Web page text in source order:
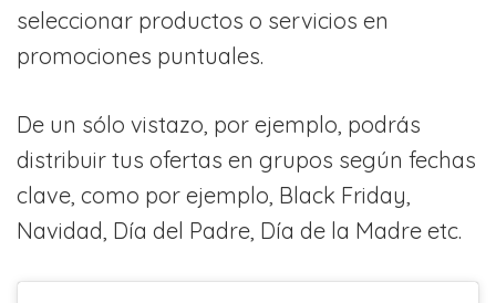
seleccionar productos o servicios en
promociones puntuales.
De un sólo vistazo, por ejemplo, podrás
distribuir tus ofertas en grupos según fechas
clave, como por ejemplo, Black Friday,
Navidad, Día del Padre, Día de la Madre etc.